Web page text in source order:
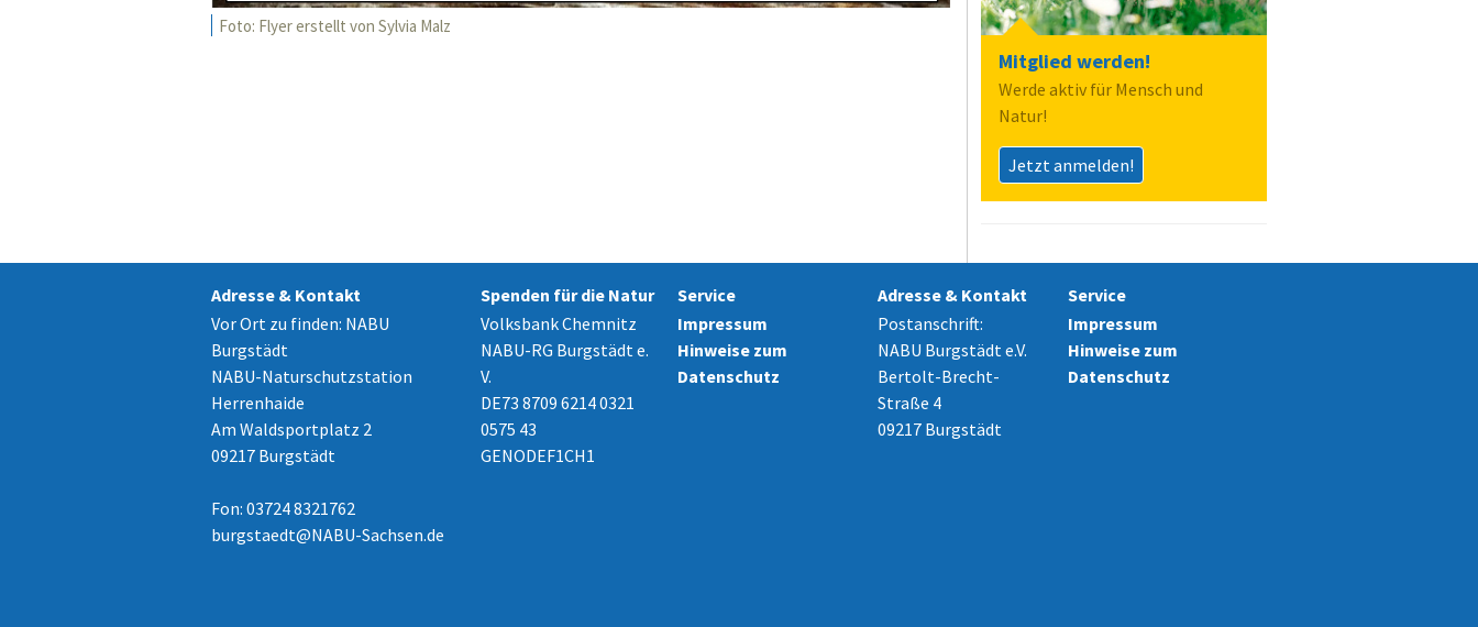
Foto: Flyer erstellt von Sylvia Malz
Mitglied werden!
Werde aktiv für Mensch und
Natur!
Jetzt anmelden!
Adresse & Kontakt
Vor Ort zu finden: NABU
Burgstädt
NABU-Naturschutzstation
Herrenhaide
Am Waldsportplatz 2
09217 Burgstädt
Fon: 03724 8321762
burgstaedt@NABU-Sachsen.de
Spenden für die Natur
Volksbank Chemnitz
NABU-RG Burgstädt e.
V.
DE73 8709 6214 0321
0575 43
GENODEF1CH1
Service
Impressum
Hinweise zum
Datenschutz
Adresse & Kontakt
Postanschrift:
NABU Burgstädt e.V.
Bertolt-Brecht-
Straße 4
09217 Burgstädt
Service
Impressum
Hinweise zum
Datenschutz